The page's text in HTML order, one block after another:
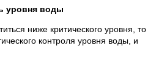
уровня воды
ниже критического уровня, то
контроля уровня воды, и